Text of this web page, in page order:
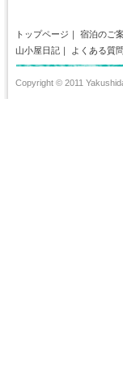
トップページ ｜ 宿泊のご
山小屋日記 ｜ よくある質問
Copyright © 2011